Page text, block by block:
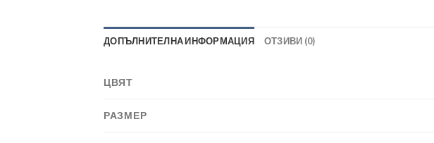
ДОПЪЛНИТЕЛНА ИНФОРМАЦИЯ ОТЗИВИ (0)
ЦВЯТ
РАЗМЕР